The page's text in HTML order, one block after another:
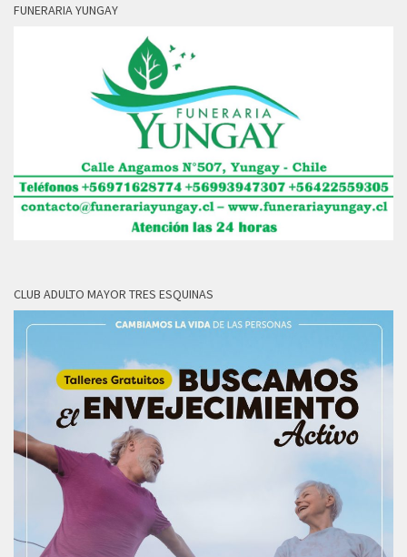
FUNERARIA YUNGAY
CLUB ADULTO MAYOR TRES ESQUINAS